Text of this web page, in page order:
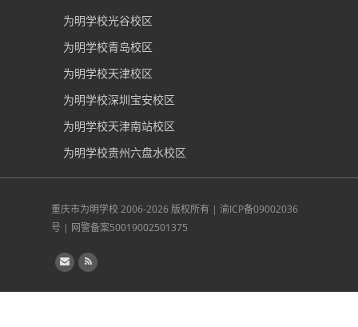
为明学校光谷校区
为明学校青岛校区
为明学校天津校区
为明学校深圳宝安校区
为明学校天津南站校区
为明学校贵州六盘水校区
重庆市为明学校2006-2026 版权所有 | 渝ICP备09002036
号 | 网警备案50019002501375